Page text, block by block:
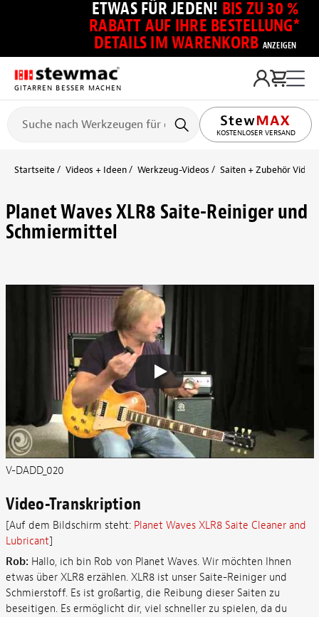
ETWAS FÜR JEDEN! BIS ZU 30 %
RABATT AUF IHRE BESTELLUNG*
DETAILS IM WARENKORB ANZEIGEN
GITARREN BESSER MACHEN
KOSTENLOSER VERSAND
Startseite Videos + Ideen Werkzeug-Videos Saiten + Zubehör
Planet Waves XLR8 Saite-Reiniger und
Schmiermittel
V-DADD_020
Video-Transkription
[Auf dem Bildschirm steht: Planet Waves XLR8 Saite Cleaner and
Lubricant]
Rob: Hallo, ich bin Rob von Planet Waves. Wir möchten Ihnen
etwas über XLR8 erzählen. XLR8 ist unser Saite-Reiniger und
Schmierstoff. Es ist großartig, die Reibung dieser Saiten zu
beseitigen. Es ermöglicht dir, viel schneller zu spielen, da du